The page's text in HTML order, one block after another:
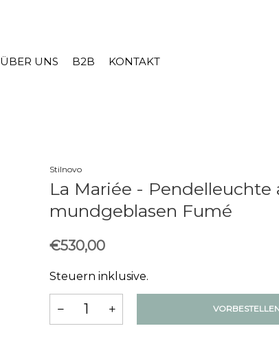
ÜBER UNS B2B KONTAKT
Stilnovo
La Mariée - Pendelleuchte
mundgeblasen Fumé
€530,00
Steuern inklusive.